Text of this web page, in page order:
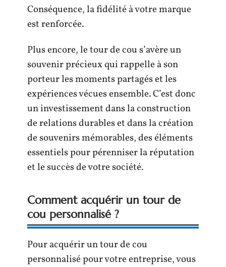
Conséquence, la fidélité à votre marque
est renforcée.
Plus encore, le tour de cou s’avère un
souvenir précieux qui rappelle à son
porteur les moments partagés et les
expériences vécues ensemble. C’est donc
un investissement dans la construction
de relations durables et dans la création
de souvenirs mémorables, des éléments
essentiels pour pérenniser la réputation
et le succès de votre société.
Comment acquérir un tour de
cou personnalisé ?
Pour acquérir un tour de cou
personnalisé pour votre entreprise, vous